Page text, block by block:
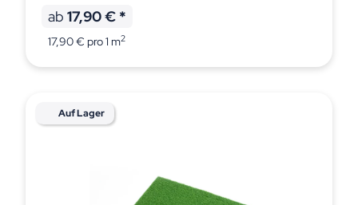
ab 17,90 € *
17,90 € pro 1 m2
Auf Lager